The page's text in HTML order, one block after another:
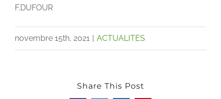
F.DUFOUR
novembre 15th, 2021 ACTUALITES
Share This Post